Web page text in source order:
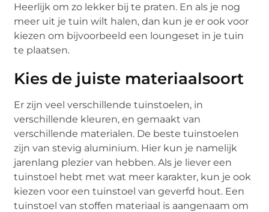
Heerlijk om zo lekker bij te praten. En als je nog
meer uit je tuin wilt halen, dan kun je er ook voor
kiezen om bijvoorbeeld een loungeset in je tuin
te plaatsen.
Kies de juiste materiaalsoort
Er zijn veel verschillende tuinstoelen, in
verschillende kleuren, en gemaakt van
verschillende materialen. De beste tuinstoelen
zijn van stevig aluminium. Hier kun je namelijk
jarenlang plezier van hebben. Als je liever een
tuinstoel hebt met wat meer karakter, kun je ook
kiezen voor een tuinstoel van geverfd hout. Een
tuinstoel van stoffen materiaal is aangenaam om